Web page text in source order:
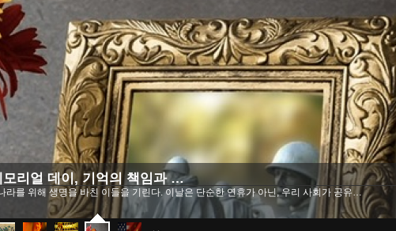
전쟁, 진짜 승자는 누구인…
벌 질서를 재편하는 게임이 되고 있습니다. 백악관은 최근 브리핑을 통해 "미국은 중국과…